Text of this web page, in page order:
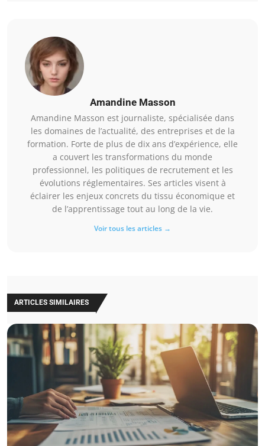
Amandine Masson
Amandine Masson est journaliste, spécialisée dans
les domaines de l’actualité, des entreprises et de la
formation. Forte de plus de dix ans d’expérience, elle
a couvert les transformations du monde
professionnel, les politiques de recrutement et les
évolutions réglementaires. Ses articles visent à
éclairer les enjeux concrets du tissu économique et
de l’apprentissage tout au long de la vie.
Voir tous les articles →
ARTICLES SIMILAIRES